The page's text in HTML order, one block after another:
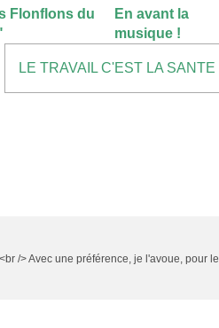
Flonflons du
En avant la
musique !
LE TRAVAIL C'EST LA SANTE
/> Avec une préférence, je l'avoue, pour le